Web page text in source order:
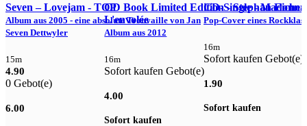
Seven ‎– Lovejam - TOP
Album aus 2005 - eine absolute Trouvaille von Jan
Seven Dettwyler
15m
4.90
0 Gebot(e)
6.00
CD Book Limited Edition - Stephan Eicher
L'envolée
Album aus 2012
16m
Sofort kaufen Gebot(e)
4.00
Sofort kaufen
CD-Single -
Pop-Cover eines
16m
Sofort kaufen Gebot(e)
1.90
Sofort kaufen